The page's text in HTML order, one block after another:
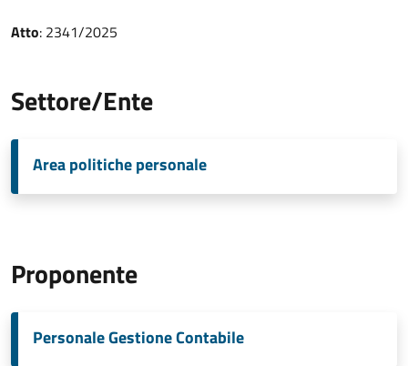
Atto: 2341/2025
Settore/Ente
Area politiche personale
Proponente
Personale Gestione Contabile